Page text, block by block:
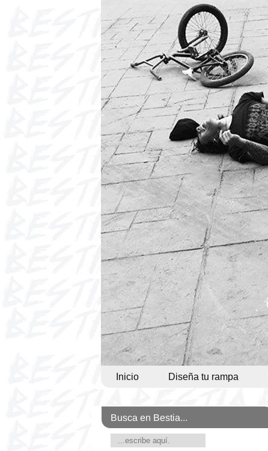
Inicio Diseña tu rampa
Busca en Bestia...